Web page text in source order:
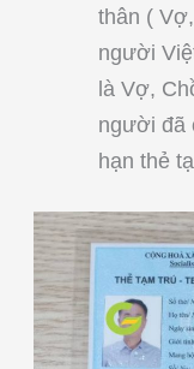
thân (
người
là Vợ,
người đã
hạn thẻ